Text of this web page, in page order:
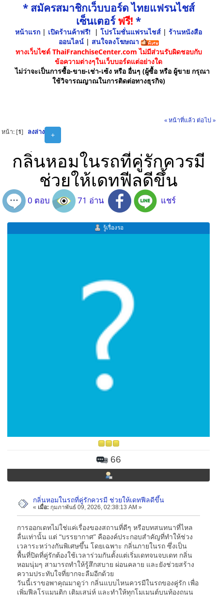
* สมัครสมาชิกเว็บบอร์ด ไทยแฟรนไชส์
เซ็นเตอร์ฟรี! *
หน้าแรก | เปิดร้านค้าฟรี! | โปรโมชั่นแฟรนไชส์ | ร้านหนังสือ
ออนไลน์ | สนใจลงโฆษณา
ทางเว็บไซต์ ThaiFranchiseCenter.com ไม่มีส่วนรับผิดชอบกับ
ข้อความต่างๆในเว็บบอร์ดแต่อย่างใด
ไม่ว่าจะเป็นการซื้อ-ขาย-เช่า-เซ้ง หรือ อื่นๆ (ผู้ซื้อ หรือ ผู้ขาย กรุณา
ใช้วิจารณญาณในการติดต่อทางธุรกิจ)
« หน้าที่แล้ว ต่อไป »
+
หน้า: [1] ลงล่าง
กลิ่นหอมในรถที่คู่รักควรมี
ช่วยให้เดทฟีลดีขึ้น
0 ตอบ 71 อ่าน แชร์
รู้เรื่องรอ
66
กลิ่นหอมในรถที่คู่รักควรมี ช่วยให้เดทฟีลดีขึ้น
« เมื่อ: กุมภาพันธ์ 09, 2026, 02:38:13 AM »
การออกเดทไม่ใช่แค่เรื่องของสถานที่ดีๆ หรือบทสนทนาที่ไหล
ลื่นเท่านั้น แต่ “บรรยากาศ” คือองค์ประกอบสำคัญที่ทำให้ช่วง
เวลาระหว่างกันพิเศษขึ้น โดยเฉพาะ กลิ่นภายในรถ ซึ่งเป็น
พื้นที่ปิดที่คู่รักต้องใช้เวลาร่วมกันตั้งแต่เริ่มเดทจนจบเดท กลิ่น
หอมนุ่มๆ สามารถทำให้รู้สึกสบาย ผ่อนคลาย และยังช่วยสร้าง
ความประทับใจที่ยากจะลืมอีกด้วย
วันนี้เราขอพาคุณมาดูว่า กลิ่นแบบไหนควรมีในรถของคู่รัก เพื่อ
เพิ่มฟีลโรแมนติก เติมเสน่ห์ และทำให้ทุกโมเมนต์บนท้องถนน